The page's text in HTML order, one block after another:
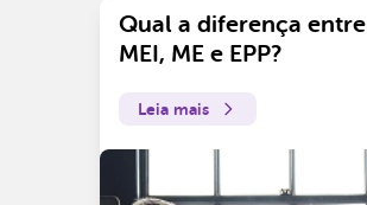
Qual a diferença entre
MEI, ME e EPP?
Leia mais